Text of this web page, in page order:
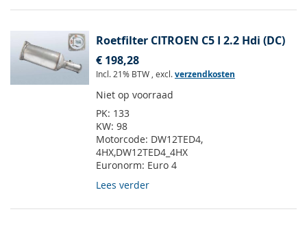
Roetfilter CITROEN C5 I 2.2 Hdi (DC)
€ 198,28
Incl. 21% BTW , excl.verzendkosten
Niet op voorraad
PK: 133
KW: 98
Motorcode: DW12TED4,
4HX,DW12TED4_4HX
Euronorm: Euro 4
Lees verder